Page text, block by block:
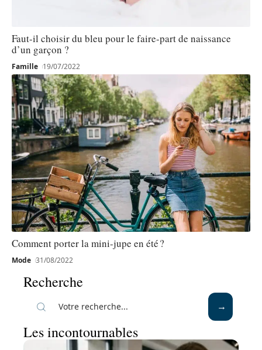
Faut-il choisir du bleu pour le faire-part de naissance
d’un garçon ?
Famille 19/07/2022
Comment porter la mini-jupe en été ?
Mode 31/08/2022
Recherche
Les incontournables